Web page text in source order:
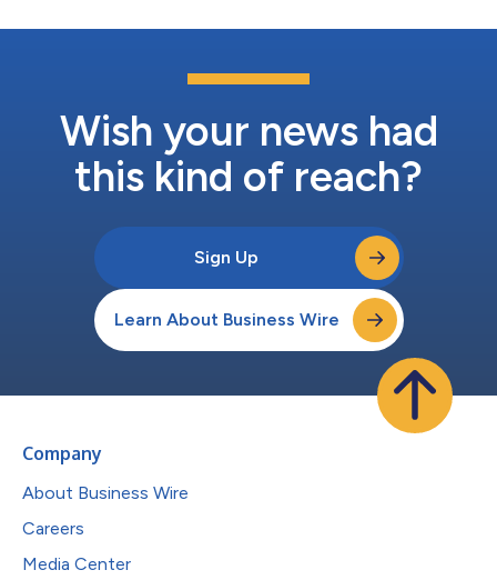
真正具备应对行业持续挑战的能力，既无法达成咨询营收目标，也
在“正常”宏观经济环境下实现12%至16%的CV增长率，但事实证明
这并不现实。诉讼称，当市场了解真实详情后，投资者蒙受了损
Wish your news had
this kind of reach?
Sign Up
Learn About Business Wire
Company
About Business Wire
Careers
Media Center